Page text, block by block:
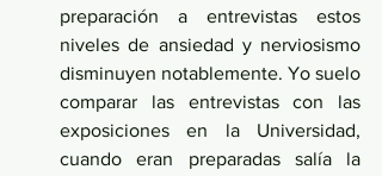
preparación a entrevistas estos
niveles de ansiedad y nerviosismo
disminuyen notablemente. Yo suelo
comparar las entrevistas con las
exposiciones en la Universidad,
cuando eran preparadas salía la